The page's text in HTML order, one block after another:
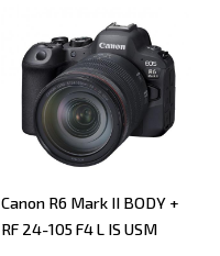
Canon R6 Mark II BODY +
RF 24-105 F4 L IS USM